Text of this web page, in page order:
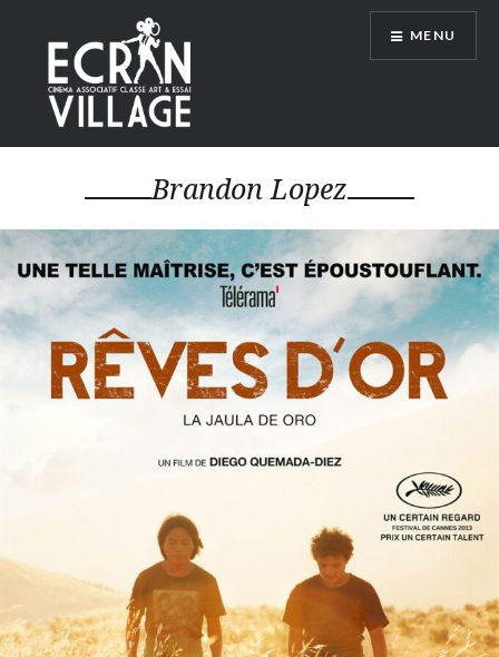
contenu
principal
ÉCRAN VILLAGE
MENU
Brandon Lopez